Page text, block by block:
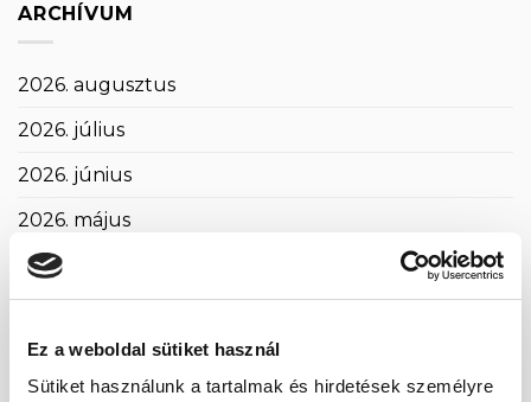
Ez a weboldal sütiket használ
Sütiket használunk a tartalmak és hirdetések személyre
ARCHÍVUM
2026. augusztus
2026. július
2026. június
2026. május
2026. április
2026. február